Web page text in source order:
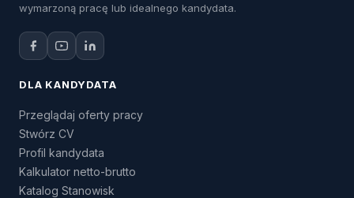
wymarzoną pracę lub idealnego kandydata.
DLA KANDYDATA
Przeglądaj oferty pracy
Stwórz CV
Profil kandydata
Kalkulator netto-brutto
Katalog Stanowisk